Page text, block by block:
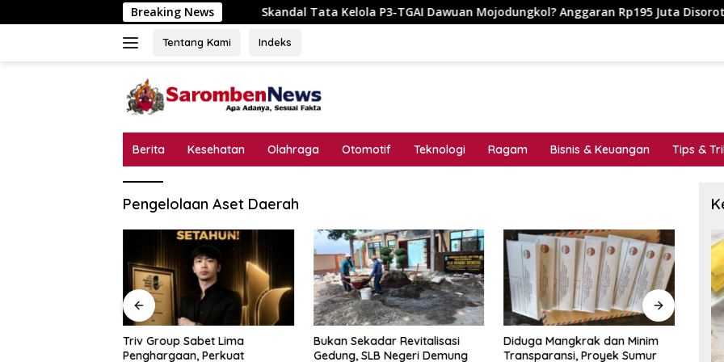
ke
Breaking NewsSkandal Tata Kelola P3-TGAI Dawuan Mojodungkol? Anggaran Rp195 Juta Disorot, Dugaan
Tentang Kami Indeks
Berita Kesehatan Olahraga Otomotif Teknologi Ragam Bisnis & Keuangan Tips &
Pengelolaan Aset Daerah
Triv Group Sabet Lima
Penghargaan, Perkuat
Bukan Sekadar Revitalisasi
Gedung, SLB Negeri Demung
Diduga Mangkrak dan Minim
Transparansi, Proyek Sumur